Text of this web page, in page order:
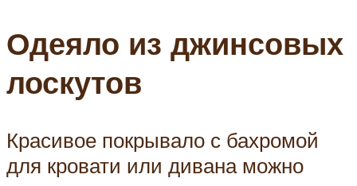
Одеяло из джинсовых
лоскутов
Красивое покрывало с бахромой
для кровати или дивана можно